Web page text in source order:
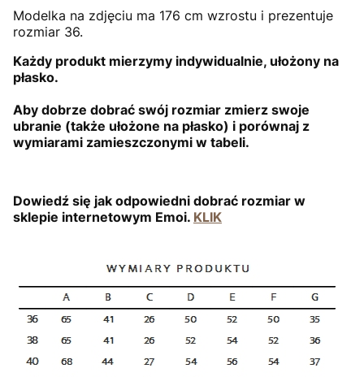
Modelka na zdjęciu ma 176 cm wzrostu i prezentuje
rozmiar 36.
Każdy produkt mierzymy indywidualnie, ułożony na
płasko.
Aby dobrze dobrać swój rozmiar zmierz swoje
ubranie (także ułożone na płasko) i porównaj z
wymiarami zamieszczonymi w tabeli.
Dowiedź się jak odpowiedni dobrać rozmiar w
sklepie internetowym Emoi. KLIK